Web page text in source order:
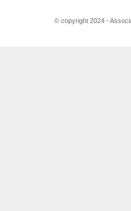
© copyright 2024 -